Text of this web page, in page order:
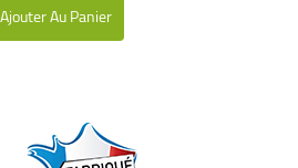
Ajouter Au Panier